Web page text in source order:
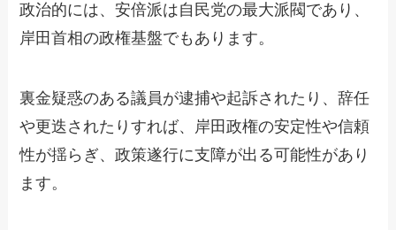
政治的には、安倍派は自民党の最大派閥であり、
岸田首相の政権基盤でもあります。
裏金疑惑のある議員が逮捕や起訴されたり、辞任
や更迭されたりすれば、岸田政権の安定性や信頼
性が揺らぎ、政策遂行に支障が出る可能性があり
ます。